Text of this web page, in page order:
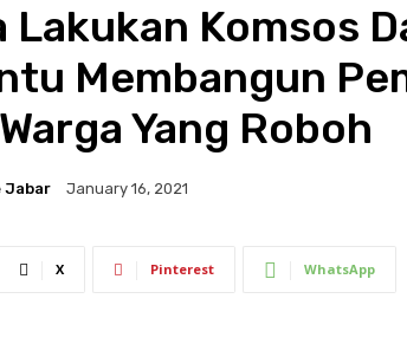
Lakukan Komsos
Membangun
Yang Roboh
Jabar January 16, 2021
X Pinterest WhatsApp